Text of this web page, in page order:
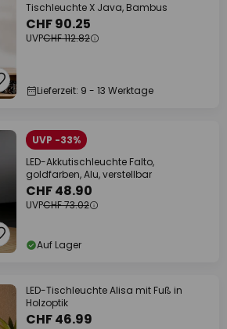
Tischleuchte X Java, Bambus
CHF 90.25
UVPCHF 112.82
Lieferzeit: 9 - 13 Werktage
UVP -33%
LED-Akkutischleuchte Falto,
goldfarben, Alu, verstellbar
CHF 48.90
UVPCHF 73.02
Auf Lager
LED-Tischleuchte Alisa mit Fuß in
Holzoptik
CHF 46.99